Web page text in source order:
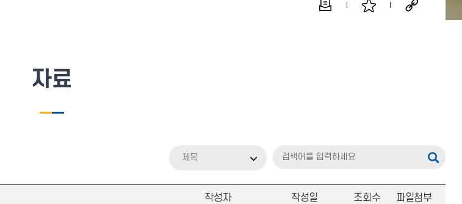
자료
제목
작성자 작성일 조회수 파일첨부